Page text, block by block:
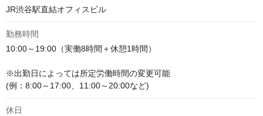
JR渋谷駅直結オフィスビル
勤務時間
10:00～19:00（実働8時間＋休憩1時間）
※出勤日によっては所定労働時間の変更可能
(例：8:00～17:00、11:00～20:00など)
休日